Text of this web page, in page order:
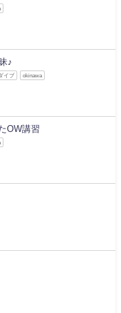
♪
イブ okinawa
OW講習